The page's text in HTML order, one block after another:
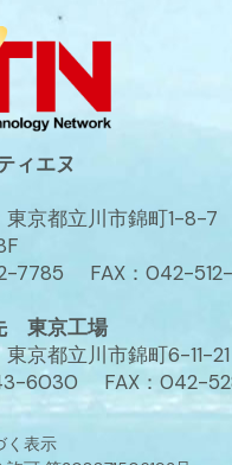
ィエヌ
京都立川市錦町1-8-7
7785 FAX：042-
東京工場
京都立川市錦町6-11-21
6030 FAX：042-
く表示